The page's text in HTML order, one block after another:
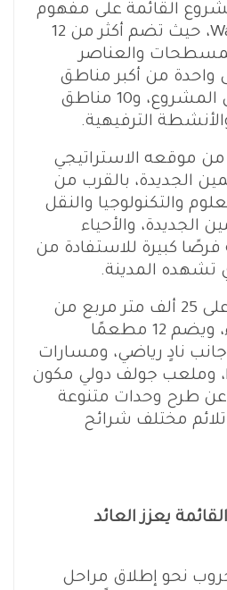
القائمة على مفهوم
Water-Centric Living، حيث تضم أكثر من 12
والعناصر
واحدة من أكبر مناطق
الألعاب المائية داخل المشروع، و10 مناطق
الترفيهية.
موقعه الاستراتيجي
الجديدة، بالقرب من
والتكنولوجيا والنقل
الجديدة، والأحياء
فرصًا كبيرة للاستفادة من
تشهده المدينة.
كما يمتد المشروع على 25 ألف متر مربع من
المساحات الخضراء، ويضم 12 مطعمًا
جانب نادٍ رياضي، ومسارات
للجري، وPolo Arena، وملعب جولف دولي مكون
عن طرح وحدات متنوعة
مختلف شرائح
يعزز العائد
نحو إطلاق مراحل